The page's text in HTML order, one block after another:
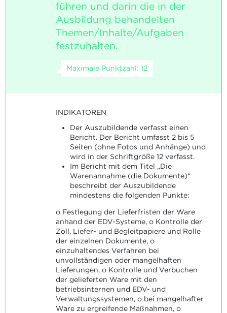
führen und darin die in der
Ausbildung behandelten
Themen/Inhalte/Aufgaben
festzuhalten.
Maximale Punktzahl: 12
INDIKATOREN
Der Auszubildende verfasst einen
Bericht. Der Bericht umfasst 2 bis 5
Seiten (ohne Fotos und Anhänge) und
wird in der Schriftgröße 12 verfasst.
Im Bericht mit dem Titel „Die
Warenannahme (die Dokumente)“
beschreibt der Auszubildende
mindestens die folgenden Punkte:
o Festlegung der Lieferfristen der Ware
anhand der EDV-Systeme, o Kontrolle der
Zoll, Liefer- und Begleitpapiere und Rolle
der einzelnen Dokumente, o
einzuhaltendes Verfahren bei
unvollständigen oder mangelhaften
Lieferungen, o Kontrolle und Verbuchen
der gelieferten Ware mit den
betriebsinternen und EDV- und
Verwaltungssystemen, o bei mangelhafter
Ware zu ergreifende Maßnahmen, o